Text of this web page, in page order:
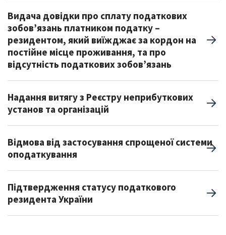
Видача довідки про сплату податкових
зобов’язань платником податку –
резидентом, який виїжджає за кордон на
постійне місце проживання, та про
відсутність податкових зобов’язань
Надання витягу з Реєстру неприбуткових
установ та організацій
Відмова від застосування спрощеної системи
оподаткування
Підтвердження статусу податкового
резидента України